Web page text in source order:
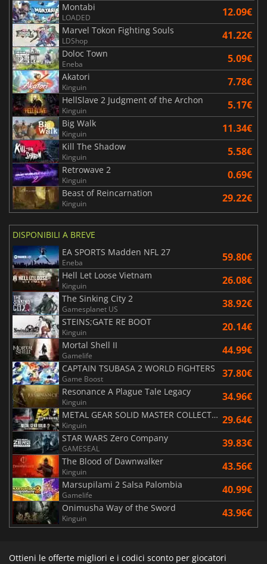
Montabi
LOADED 12.09€
Marvel Tokon Fighting Souls
LDShop 41.22€
Doloc Town
Eneba 5.09€
Akatori
Kinguin 7.78€
HellSlave 2 Judgment of the Archon
Kinguin 5.17€
Big Walk
Kinguin 11.34€
Kill The Shadow
Kinguin 5.58€
Retrowave 2
Kinguin 0.69€
Beast of Reincarnation
Kinguin 29.22€
DISPONIBILI A BREVE
EA SPORTS Madden NFL 27
Eneba 59.80€
Hell Let Loose Vietnam
Kinguin 26.08€
The Sinking City 2
Gamesplanet US 38.92€
STEINS;GATE RE BOOT
Kinguin 20.14€
Mortal Shell II
Gamelife 44.99€
CAPTAIN TSUBASA 2 WORLD FIGHTERS
Game Boost 37.80€
Resonance A Plague Tale Legacy
Kinguin 34.96€
METAL GEAR SOLID MASTER COLLECTION Vol.2
Kinguin 29.64€
STAR WARS Zero Company
GAMESEAL 39.83€
The Blood of Dawnwalker
Kinguin 43.56€
Marsupilami 2 Salsa Palombia
Gamelife 40.99€
Onimusha Way of the Sword
Kinguin 43.96€
Ottieni le offerte migliori e i codici sconto per giocatori